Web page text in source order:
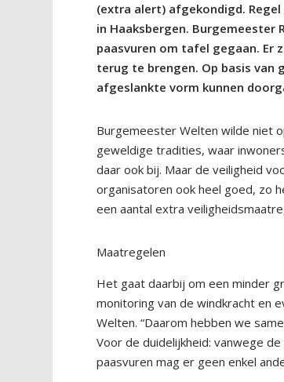
(extra alert) afgekondigd.
in Haaksbergen. Burgemeester
paasvuren om tafel gegaan. Er
terug te brengen. Op basis van
afgeslankte vorm kunnen
Burgemeester Welten wildeniet
geweldige tradities, waar
daar ook bij. Maar de veiligheid
organisatoren ook heel goed, zo
een aantal extra
Maatregelen
Het gaat daarbij om een minder
monitoring van de windkracht en
Welten.“Daarom hebben we
Voor de duidelijkheid: vanwege
paasvuren mag er geen enkel